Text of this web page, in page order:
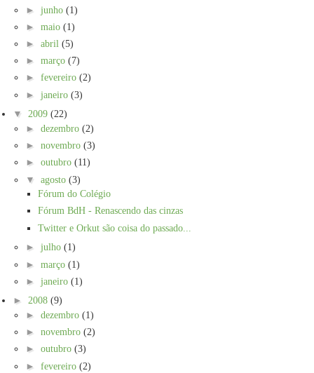
► junho (1)
► maio (1)
► abril (5)
► março (7)
► fevereiro (2)
► janeiro (3)
▼ 2009 (22)
► dezembro (2)
► novembro (3)
► outubro (11)
▼ agosto (3)
Fórum do Colégio
Fórum BdH - Renascendo das cinzas
Twitter e Orkut são coisa do passado...
► julho (1)
► março (1)
► janeiro (1)
► 2008 (9)
► dezembro (1)
► novembro (2)
► outubro (3)
► fevereiro (2)